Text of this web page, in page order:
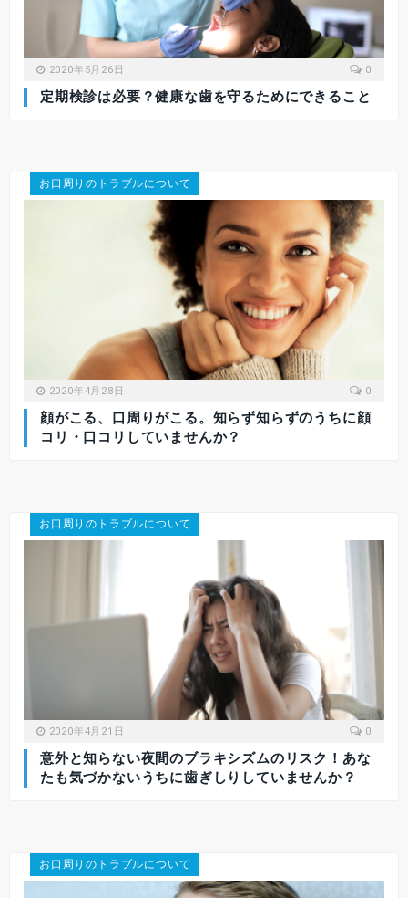
2020年5月26日 0
定期検診は必要？健康な歯を守るためにできること
お口周りのトラブルについて
2020年4月28日 0
顔がこる、口周りがこる。知らず知らずのうちに顔
コリ・口コリしていませんか？
お口周りのトラブルについて
2020年4月21日 0
意外と知らない夜間のブラキシズムのリスク！あな
たも気づかないうちに歯ぎしりしていませんか？
お口周りのトラブルについて